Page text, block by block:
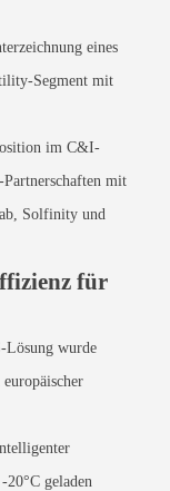
eines
Segment mit
im C&I-
Partnerschaften mit
Solfinity und
für
Lösung wurde
20°C geladen